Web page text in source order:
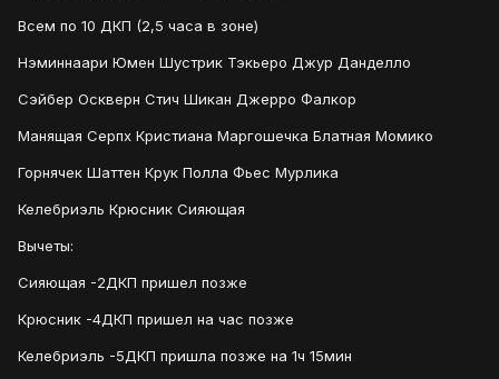
Всем по 10 ДКП (2,5 часа в зоне)
Нэминнаари Юмен Шустрик Тэкьеро Джур Данделло
Сэйбер Оскверн Стич Шикан Джерро Фалкор
Манящая Серпх Кристиана Маргошечка Блатная Момико
Горнячек Шаттен Крук Полла Фьес Мурлика
Келебриэль Крюсник Сияющая
Вычеты:
Сияющая -2ДКП пришел позже
Крюсник -4ДКП пришел на час позже
Келебриэль -5ДКП пришла позже на 1ч 15мин